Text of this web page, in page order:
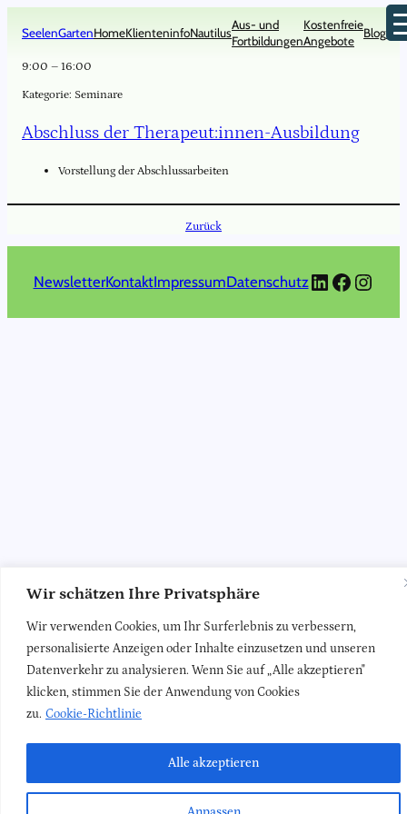
Wir schätzen Ihre Privatsphäre
Wir verwenden Cookies, um Ihr Surferlebnis zu verbessern,
personalisierte Anzeigen oder Inhalte einzusetzen und unseren
Datenverkehr zu analysieren. Wenn Sie auf „Alle akzeptieren"
klicken, stimmen Sie der Anwendung von Cookies
zu. Cookie-Richtlinie
Alle akzeptieren
Inhalt
SeelenGartenHomeKlienteninfoNautilus
Aus- und
Fortbildungen
Kostenfreie
Angebote
Blog
9:00 –16:00
Kategorie: Seminare
Abschluss der Therapeut:innen-Ausbildung
Vorstellung der Abschlussarbeiten
Zurück
NewsletterKontaktImpressumDatenschutzLinkedIn